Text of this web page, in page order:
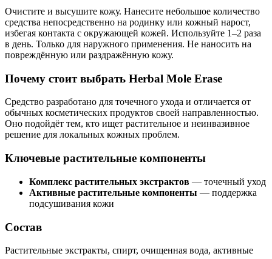
Очистите и высушите кожу. Нанесите небольшое количество
средства непосредственно на родинку или кожный нарост,
избегая контакта с окружающей кожей. Используйте 1–2 раза
в день. Только для наружного применения. Не наносить на
повреждённую или раздражённую кожу.
Почему стоит выбрать Herbal Mole Erase
Средство разработано для точечного ухода и отличается от
обычных косметических продуктов своей направленностью.
Оно подойдёт тем, кто ищет растительное и неинвазивное
решение для локальных кожных проблем.
Ключевые растительные компоненты
Комплекс растительных экстрактов — точечный уход
Активные растительные компоненты — поддержка
подсушивания кожи
Состав
Растительные экстракты, спирт, очищенная вода, активные